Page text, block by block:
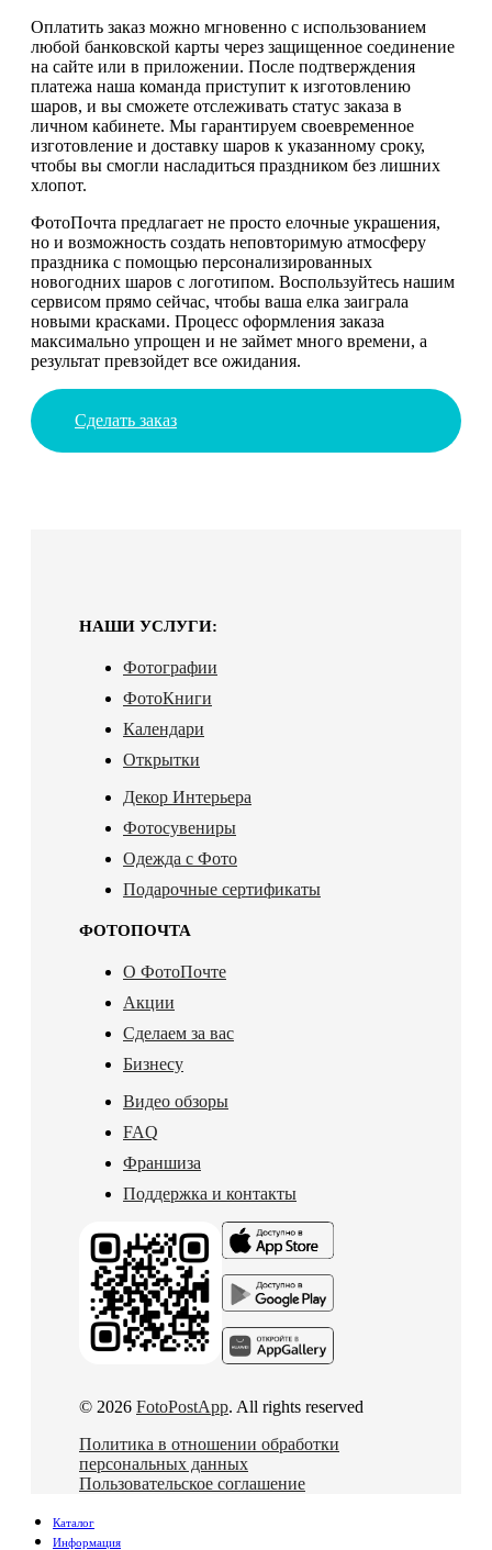
Оплатить заказ можно мгновенно с использованием
любой банковской карты через защищенное соединение
на сайте или в приложении. После подтверждения
платежа наша команда приступит к изготовлению
шаров, и вы сможете отслеживать статус заказа в
личном кабинете. Мы гарантируем своевременное
изготовление и доставку шаров к указанному сроку,
чтобы вы смогли насладиться праздником без лишних
хлопот.
ФотоПочта предлагает не просто елочные украшения,
но и возможность создать неповторимую атмосферу
праздника с помощью персонализированных
новогодних шаров с логотипом. Воспользуйтесь нашим
сервисом прямо сейчас, чтобы ваша елка заиграла
новыми красками. Процесс оформления заказа
максимально упрощен и не займет много времени, а
результат превзойдет все ожидания.
Сделать заказ
НАШИ УСЛУГИ:
Фотографии
ФотоКниги
Календари
Открытки
Декор Интерьера
Фотосувениры
Одежда с Фото
Подарочные сертификаты
ФОТОПОЧТА
О ФотоПочте
Акции
Сделаем за вас
Бизнесу
Видео обзоры
FAQ
Франшиза
Поддержка и контакты
© 2026 FotoPostApp. All rights reserved
Политика в отношении обработки
персональных данных
Пользовательское соглашение
Каталог
Информация